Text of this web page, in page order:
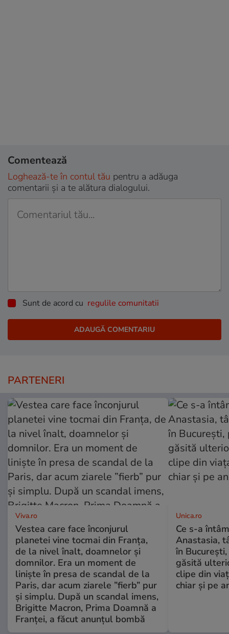
Comentează
Loghează-te în contul tău pentru a adăuga
comentarii și a te alătura dialogului.
Sunt de acord cu regulile comunitatii
PARTENERI
Viva.ro
Vestea care face înconjurul
planetei vine tocmai din Franța,
de la nivel înalt, doamnelor și
domnilor. Era un moment de
liniște în presa de scandal de la
Paris, dar acum ziarele ”fierb” pur
și simplu. După un scandal imens,
Brigitte Macron, Prima Doamnă a
Franței, a făcut anunțul bombă
Unica.ro
Ce s-a
Anastasia,
în
găsită
clipe din
chiar și pe